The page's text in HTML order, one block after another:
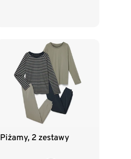
Piżamy, 2 zestawy